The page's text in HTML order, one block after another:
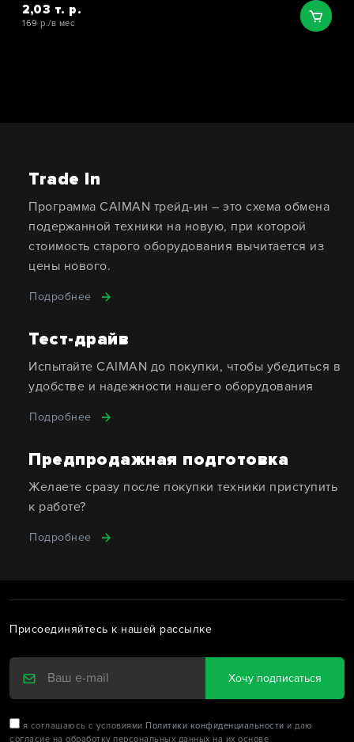
2,03 т. р.
169 р./в мес
Trade In
Программа CAIMAN трейд-ин – это схема обмена
подержанной техники на новую, при которой
стоимость старого оборудования вычитается из
цены нового.
Подробнее
Тест-драйв
Испытайте CAIMAN до покупки, чтобы убедиться в
удобстве и надежности нашего оборудования
Подробнее
Предпродажная подготовка
Желаете сразу после покупки техники приступить
к работе?
Подробнее
Присоединяйтесь к нашей рассылке
Хочу подписаться
я соглашаюсь с условиями Политики конфиденциальности и даю
согласие на обработку персональных данных на их основе